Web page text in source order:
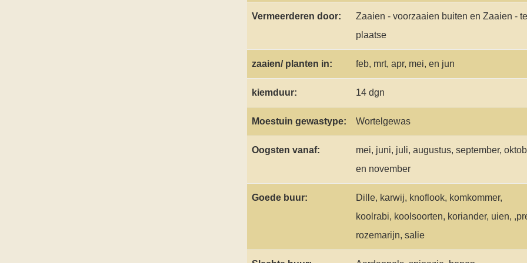
Vermeerderen door:
Zaaien - voorzaaien buiten en Zaaien -
plaatse
zaaien/ planten in: feb, mrt, apr, mei, en jun
kiemduur: 14 dgn
Moestuin gewastype: Wortelgewas
Oogsten vanaf:
mei, juni, juli, augustus, september,
en november
Goede buur:
Dille, karwij, knoflook, komkommer,
koolrabi, koolsoorten, koriander, uien,
rozemarijn, salie